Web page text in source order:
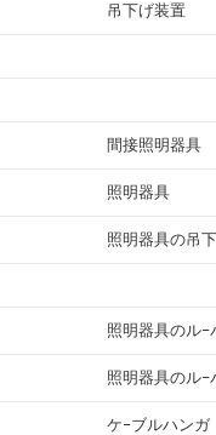
吊下げ装置
間接照明器具
照明器具
照明器具の吊
照明器具のル−
照明器具のル−
ケ−ブルハンガ